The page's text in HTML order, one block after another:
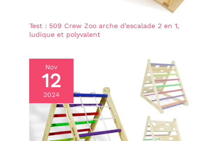
Test : 509 Crew Zoo arche d’escalade 2 en 1,
ludique et polyvalent
Nov
12
2024